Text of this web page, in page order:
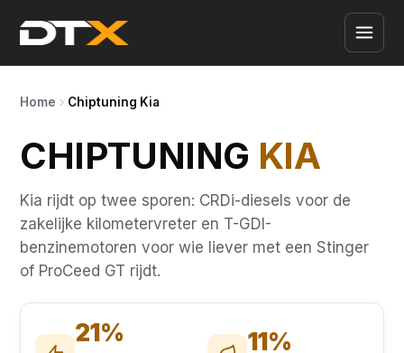
Home Chiptuning Kia
CHIPTUNING KIA
Kia rijdt op twee sporen: CRDi-diesels voor de
zakelijke kilometervreter en T-GDI-
benzinemotoren voor wie liever met een Stinger
of ProCeed GT rijdt.
21% 11%